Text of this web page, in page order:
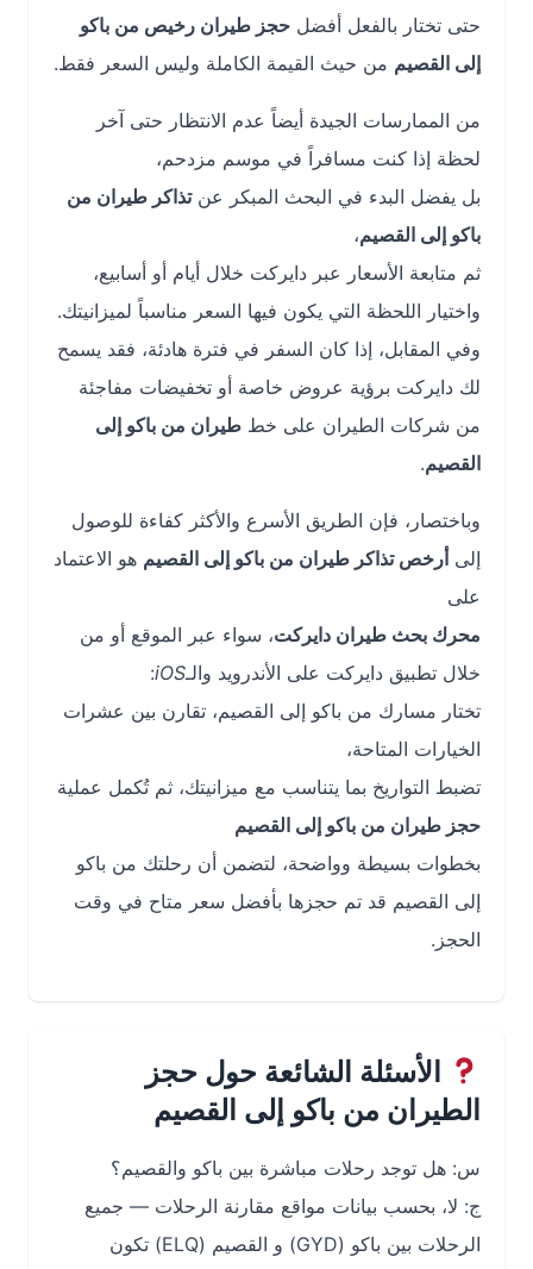
حتى تختار بالفعل أفضلحجز طيران رخيص من باكو
إلى القصيممن حيث القيمة الكاملة وليس السعر فقط.
من الممارسات الجيدة أيضاً عدم الانتظار حتى آخر
لحظة إذا كنت مسافراً في موسم مزدحم،
بل يفضل البدء في البحث المبكر عنتذاكر طيران من
باكو إلى القصيم،
ثم متابعة الأسعار عبر دايركت خلال أيام أو أسابيع،
واختيار اللحظة التي يكون فيها السعر مناسباً لميزانيتك.
وفي المقابل، إذا كان السفر في فترة هادئة، فقد يسمح
لك دايركت برؤية عروض خاصة أو تخفيضات مفاجئة
من شركات الطيران على خط طيران من باكو إلى
القصيم.
وباختصار، فإن الطريق الأسرع والأكثر كفاءة للوصول
أرخص تذاكر طيران من باكو إلى القصيمهو الاعتماد
محرك بحث طيران دايركت، سواء عبر الموقع أو من
خلال تطبيق دايركت على الأندرويد والـiOS
:
تختار مسارك من باكو إلى القصيم، تقارن بين عشرات
الخيارات المتاحة،
تضبط التواريخ بما يتناسب مع ميزانيتك، ثم تُكمل عملية
حجز طيران من باكو إلى القصيم
بخطوات بسيطة وواضحة، لتضمن أن رحلتك من باكو
إلى القصيم قد تم حجزها بأفضل سعر متاح في وقت
الحجز.
الأسئلة الشائعة حول حجز
الطيران من باكو إلى القصيم
س: هل توجد رحلات مباشرة بين باكو والقصيم؟
ج: لا، بحسب بيانات مواقع مقارنة الرحلات — جميع
الرحلات بين باكو (GYD) و القصيم (ELQ) تكون